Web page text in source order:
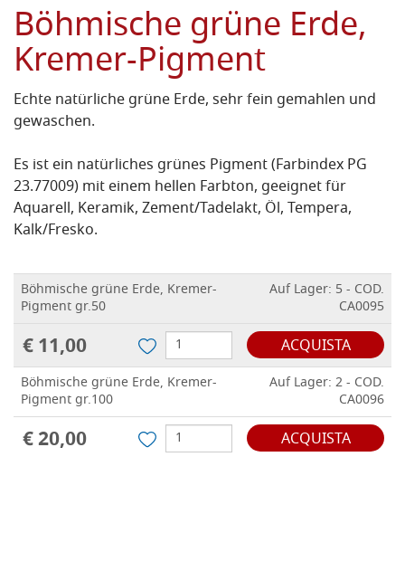
Böhmische grüne Erde,
Kremer-Pigment
Echte natürliche grüne Erde, sehr fein gemahlen und
gewaschen.
Es ist ein natürliches grünes Pigment (Farbindex PG
23.77009) mit einem hellen Farbton, geeignet für
Aquarell, Keramik, Zement/Tadelakt, Öl, Tempera,
Kalk/Fresko.
Böhmische grüne Erde, Kremer-
Pigment gr.50
Auf Lager: 5 - COD.
CA0095
€ 11,00 ACQUISTA
Böhmische grüne Erde, Kremer-
Pigment gr.100
Auf Lager: 2 - COD.
CA0096
€ 20,00 ACQUISTA